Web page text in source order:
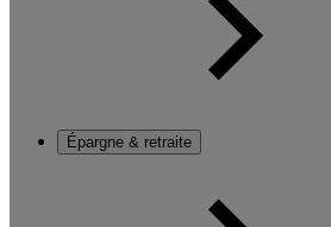
Épargne & retraite